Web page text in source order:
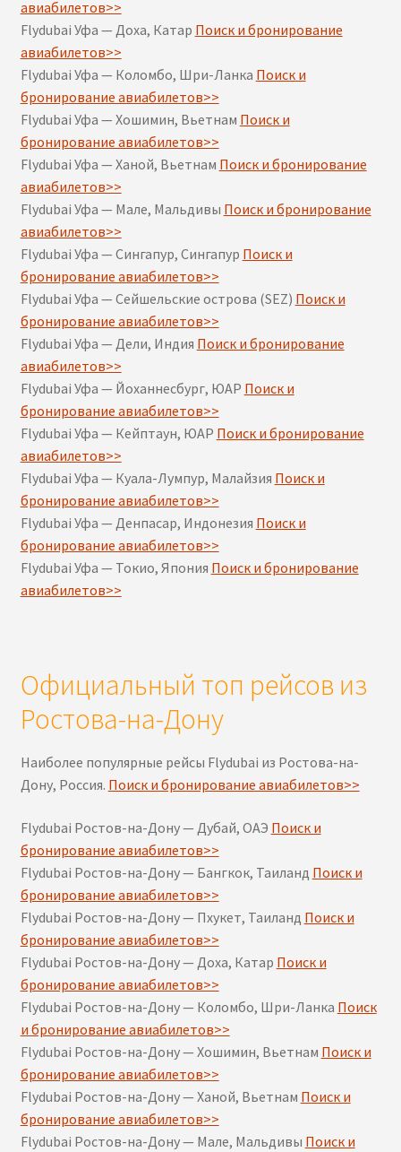
авиабилетов>>
Flydubai Уфа — Доха, Катар Поиск и бронирование
авиабилетов>>
Flydubai Уфа — Коломбо, Шри-Ланка Поиск и
бронирование авиабилетов>>
Flydubai Уфа — Хошимин, Вьетнам Поиск и
бронирование авиабилетов>>
Flydubai Уфа — Ханой, Вьетнам Поиск и бронирование
авиабилетов>>
Flydubai Уфа — Мале, Мальдивы Поиск и бронирование
авиабилетов>>
Flydubai Уфа — Сингапур, Сингапур Поиск и
бронирование авиабилетов>>
Flydubai Уфа — Сейшельские острова (SEZ) Поиск и
бронирование авиабилетов>>
Flydubai Уфа — Дели, Индия Поиск и бронирование
авиабилетов>>
Flydubai Уфа — Йоханнесбург, ЮАР Поиск и
бронирование авиабилетов>>
Flydubai Уфа — Кейптаун, ЮАР Поиск и бронирование
авиабилетов>>
Flydubai Уфа — Куала-Лумпур, Малайзия Поиск и
бронирование авиабилетов>>
Flydubai Уфа — Денпасар, Индонезия Поиск и
бронирование авиабилетов>>
Flydubai Уфа — Токио, Япония Поиск и бронирование
авиабилетов>>
Официальный топ рейсов из
Ростова-на-Дону
Наиболее популярные рейсы Flydubai из Ростова-на-
Дону, Россия. Поиск и бронирование авиабилетов>>
Flydubai Ростов-на-Дону — Дубай, ОАЭ Поиск и
бронирование авиабилетов>>
Flydubai Ростов-на-Дону — Бангкок, Таиланд Поиск и
бронирование авиабилетов>>
Flydubai Ростов-на-Дону — Пхукет, Таиланд Поиск и
бронирование авиабилетов>>
Flydubai Ростов-на-Дону — Доха, Катар Поиск и
бронирование авиабилетов>>
Flydubai Ростов-на-Дону — Коломбо, Шри-Ланка Поиск
и бронирование авиабилетов>>
Flydubai Ростов-на-Дону — Хошимин, Вьетнам Поиск и
бронирование авиабилетов>>
Flydubai Ростов-на-Дону — Ханой, Вьетнам Поиск и
бронирование авиабилетов>>
Flydubai Ростов-на-Дону — Мале, Мальдивы Поиск и